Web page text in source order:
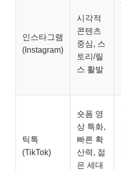
인스타그램
(Instagram)
시각적
콘텐츠
중심, 스
토리/릴
스 활발
틱톡
(TikTok)
숏폼 영
상 특화,
빠른 확
산력, 젊
은 세대